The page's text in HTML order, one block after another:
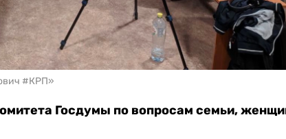
#КРП»
Госдумы по вопросам семьи,